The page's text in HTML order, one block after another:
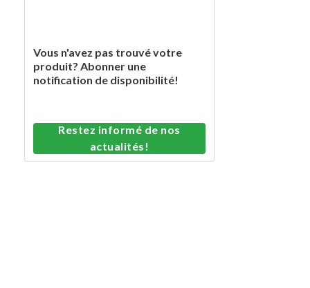
Vous n'avez pas trouvé votre
produit? Abonner une
notification de disponibilité!
Restez informé de nos
actualités!